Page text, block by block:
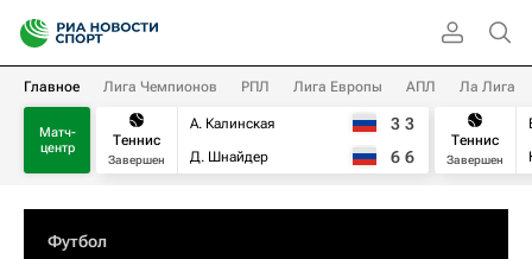
Главное Лига Чемпионов РПЛ Лига Европы АПЛ Ла Лига
Матч-
центр
Теннис
Завершен
А. Калинская
Д. Шнайдер
3 3
6 6
Теннис
Завершен
Футбол